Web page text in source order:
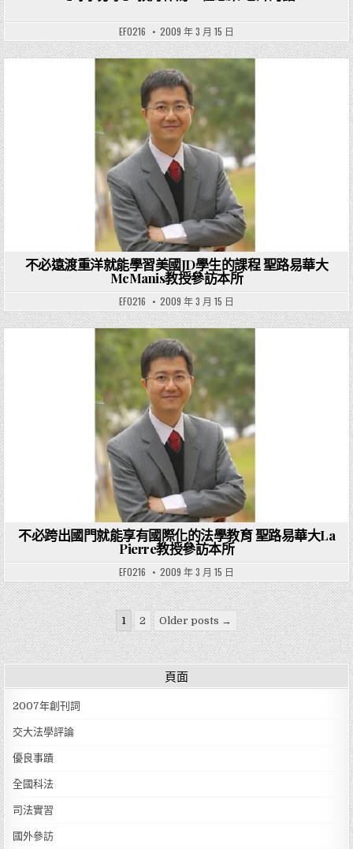
EF0216 2009 年 3 月 15 日
Posted in
不必遠渡重洋就能學習美國JD學生的課程 聖路易華大
McManis教授參訪本所
EF0216 2009 年 3 月 15 日
Posted in
不必跨出國門就能享有國際化的法學教育 聖路易華大La
Pierre教授參訪本所
EF0216 2009 年 3 月 15 日
文章分頁 1 2 Older posts →
頁面
2007年創刊詞
交大法學評論
優良事蹟
全國科法
司法實習
國外參訪